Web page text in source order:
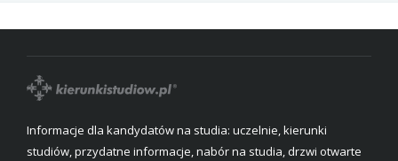
Informacje dla kandydatów na studia: uczelnie, kierunki
studiów, przydatne informacje, nabór na studia, drzwi otwarte